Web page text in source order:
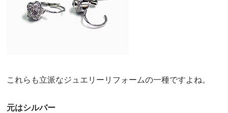
これらも立派なジュエリーリフォームの一種ですよね。
元はシルバー